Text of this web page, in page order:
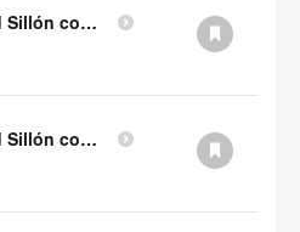
Catálogo BOLIA Seed Sillón con patas de madera
Catálogo BOLIA Seed Sillón con base de 4 puntas